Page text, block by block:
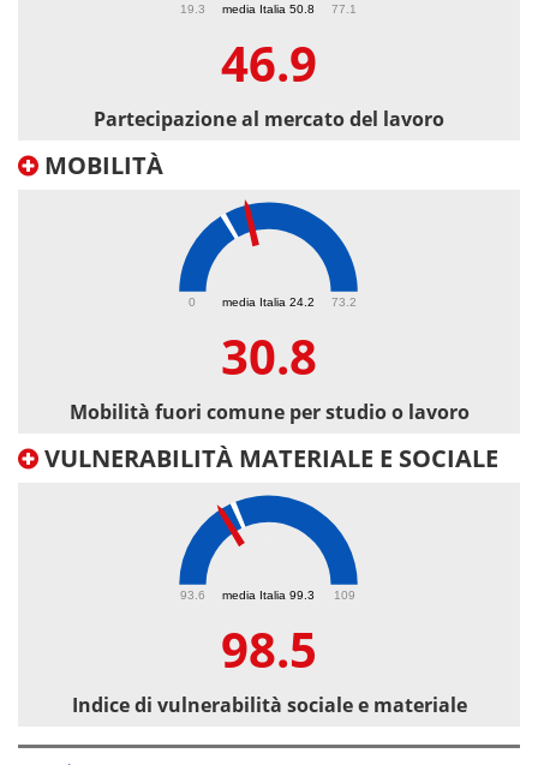
media Italia 50.8
19.3 77.1
46.9
Partecipazione al mercato del lavoro
MOBILITÀ
media Italia 24.2
0 73.2
30.8
Mobilità fuori comune per studio o lavoro
VULNERABILITÀ MATERIALE E SOCIALE
media Italia 99.3
93.6 109
98.5
Indice di vulnerabilità sociale e materiale